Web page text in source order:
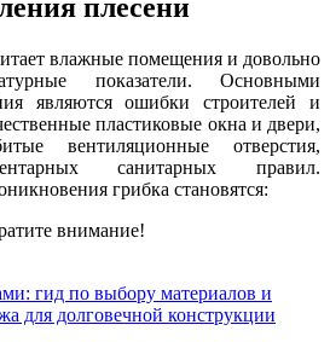
плесени
влажные помещения и довольно
показатели. Основными
являются ошибки строителей и
пластиковые окна и двери,
вентиляционные отверстия,
санитарных правил.
грибка становятся:
внимание!
гид по выбору материалов и
для долговечной конструкции